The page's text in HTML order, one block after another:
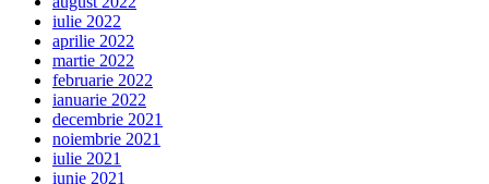
iulie 2022
aprilie 2022
martie 2022
februarie 2022
ianuarie 2022
decembrie 2021
noiembrie 2021
iulie 2021
iunie 2021